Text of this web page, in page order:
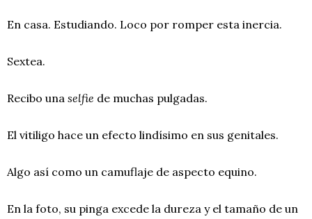
En casa. Estudiando. Loco por romper esta inercia.
Sextea.
Recibo una selfie de muchas pulgadas.
El vitiligo hace un efecto lindísimo en sus genitales.
Algo así como un camuflaje de aspecto equino.
En la foto, su pinga excede la dureza y el tamaño de un